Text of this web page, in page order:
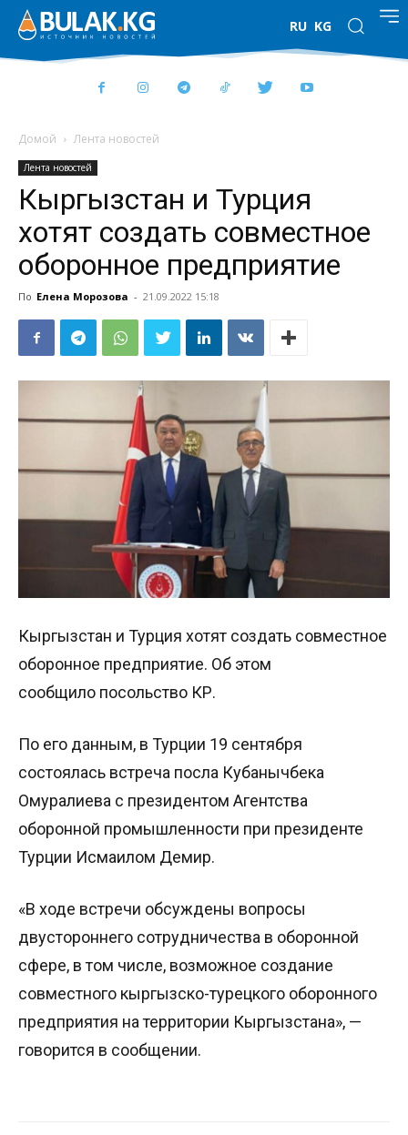
RU KG
Домой Лента новостей
Лента новостей
Кыргызстан и Турция
хотят создать совместное
оборонное предприятие
По Елена Морозова - 21.09.2022 15:18
Кыргызстан и Турция хотят создать совместное
оборонное предприятие. Об этом
сообщило посольство КР.
По его данным, в Турции 19 сентября
состоялась встреча посла Кубанычбека
Омуралиева с президентом Агентства
оборонной промышленности при президенте
Турции Исмаилом Демир.
«В ходе встречи обсуждены вопросы
двустороннего сотрудничества в оборонной
сфере, в том числе, возможное создание
совместного кыргызско-турецкого оборонного
предприятия на территории Кыргызстана», —
говорится в сообщении.